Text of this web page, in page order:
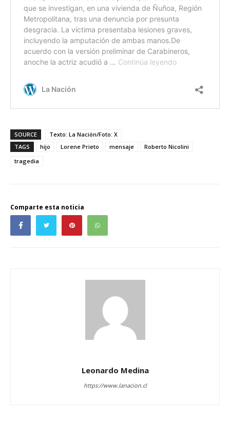
SOURCE
Texto: La Nación/Foto: X
TAGS
hijo Lorene Prieto mensaje
Roberto Nicolini
tragedia
Comparte esta noticia
Leonardo Medina
https://www.lanacion.cl